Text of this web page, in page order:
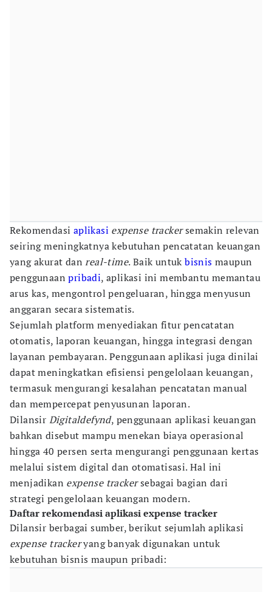
Rekomendasi aplikasi expense trackersemakin relevan
seiring meningkatnya kebutuhan pencatatan keuangan
yang akurat danreal-time. Baik untukbisnis maupun
penggunaanpribadi, aplikasi ini membantu memantau
arus kas, mengontrol pengeluaran, hingga menyusun
anggaran secara sistematis.
Sejumlah platform menyediakan fitur pencatatan
otomatis, laporan keuangan, hingga integrasi dengan
layanan pembayaran. Penggunaan aplikasi juga dinilai
dapat meningkatkan efisiensi pengelolaan keuangan,
termasuk mengurangi kesalahan pencatatan manual
dan mempercepat penyusunan laporan.
Dilansir Digitaldefynd, penggunaan aplikasi keuangan
bahkan disebut mampu menekan biaya operasional
hingga 40 persen serta mengurangi penggunaan kertas
melalui sistem digital dan otomatisasi. Hal ini
menjadikan expense trackersebagai bagian dari
strategi pengelolaan keuangan modern.
Daftar rekomendasi aplikasi expense tracker
Dilansir berbagai sumber, berikut sejumlah aplikasi
expense trackeryang banyak digunakan untuk
kebutuhan bisnis maupun pribadi: